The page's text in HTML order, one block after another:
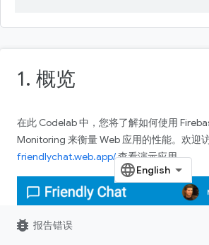
1. 概览
在此 Codelab 中，您将了解如何使用
Monitoring 来衡量 Web 应用的性能。欢迎
friendlychat.web.app/查看演示应用。
bug_report 报告错误